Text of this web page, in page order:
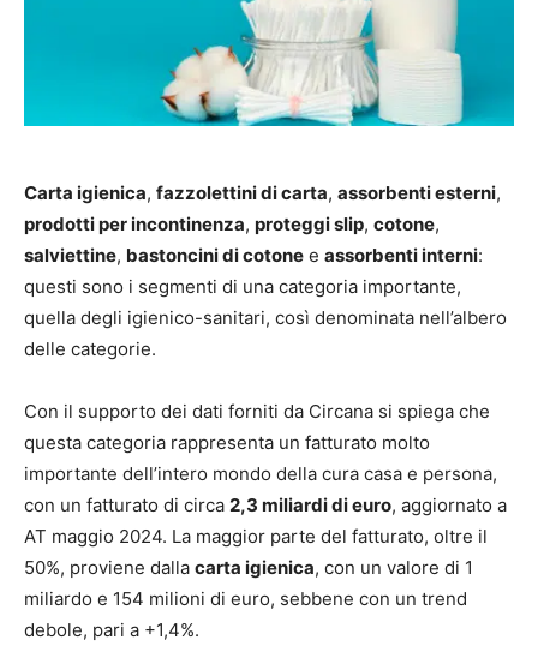
Carta igienica, fazzolettini di carta, assorbenti esterni,
prodotti per incontinenza, proteggi slip, cotone,
salviettine, bastoncini di cotone e assorbenti interni:
questi sono i segmenti di una categoria importante,
quella degli igienico-sanitari, così denominata nell’albero
delle categorie.
Con il supporto dei dati forniti da Circana si spiega che
questa categoria rappresenta un fatturato molto
importante dell’intero mondo della cura casa e persona,
con un fatturato di circa 2,3 miliardi di euro, aggiornato a
AT maggio 2024. La maggior parte del fatturato, oltre il
50%, proviene dalla carta igienica, con un valore di 1
miliardo e 154 milioni di euro, sebbene con un trend
debole, pari a +1,4%.